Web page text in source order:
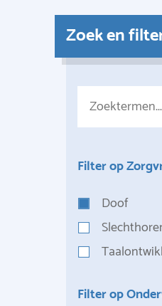
Zoek en
Filter op
Doof
Filter op